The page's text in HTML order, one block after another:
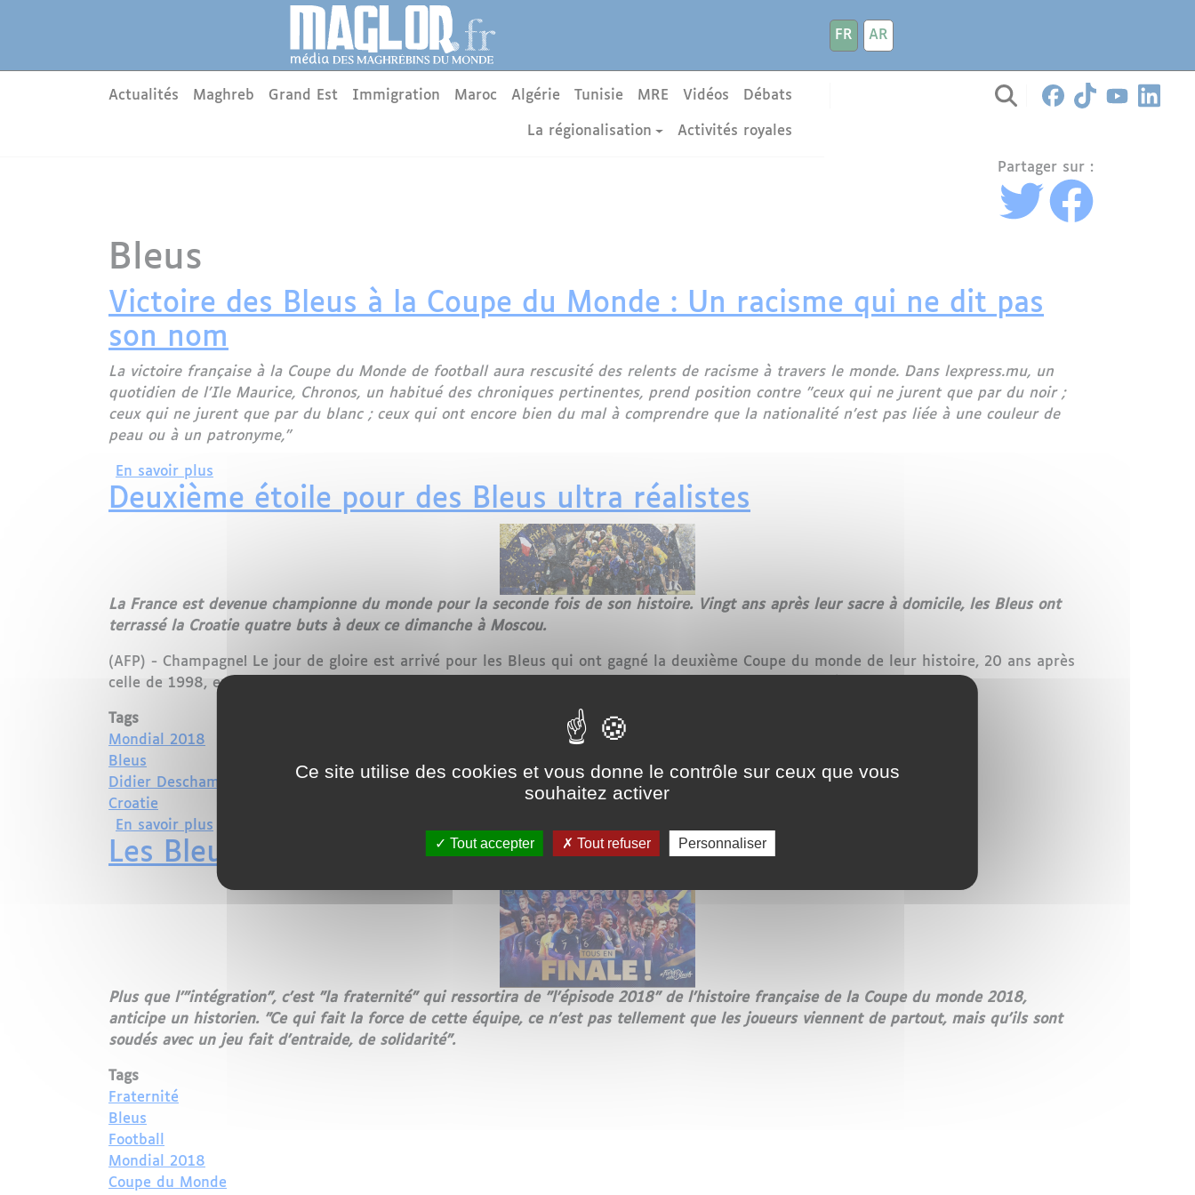
FR
AR
Main menu
Actualités Maghreb Grand Est Immigration Maroc Algérie Tunisie MRE Vidéos Débats
La régionalisation Activités royales
Partager sur :
Bleus
Victoire des Bleus à la Coupe du Monde : Un racisme qui ne dit pas
son nom
La victoire française à la Coupe du Monde de football aura rescusité des relents de racisme à travers le monde. Dans lexpress.mu, un
quotidien de l'Ile Maurice, Chronos, un habitué des chroniques pertinentes, prend position contre "ceux qui ne jurent que par du noir ;
ceux qui ne jurent que par du blanc ; ceux qui ont encore bien du mal à comprendre que la nationalité n’est pas liée à une couleur de
peau ou à un patronyme,"
En savoir plus
Deuxième étoile pour des Bleus ultra réalistes
La France est devenue championne du monde pour la seconde fois de son histoire. Vingt ans après leur sacre à domicile, les Bleus ont
terrassé la Croatie quatre buts à deux ce dimanche à Moscou.
(AFP) - Champagne! Le jour de gloire est arrivé pour les Bleus qui ont gagné la deuxième Coupe du monde de leur histoire, 20 ans après
celle de 1998, en dominant la Croatie 4-2 au bout d'une incroyable finale du Mondial 2018, dimanche à Moscou.
Tags
Mondial 2018
Bleus
Didier Deschamps
Croatie
En savoir plus
Les Bleus réinventent la fraternité
Plus que l'"intégration", c'est "la fraternité" qui ressortira de "l'épisode 2018" de l'histoire française de la Coupe du monde 2018,
anticipe un historien. "Ce qui fait la force de cette équipe, ce n'est pas tellement que les joueurs viennent de partout, mais qu'ils sont
soudés avec un jeu fait d'entraide, de solidarité".
Tags
Fraternité
Bleus
Football
Mondial 2018
Coupe du Monde
Ce site utilise des cookies et vous donne le contrôle sur ceux que vous
souhaitez activer
Tout accepter Tout refuser Personnaliser